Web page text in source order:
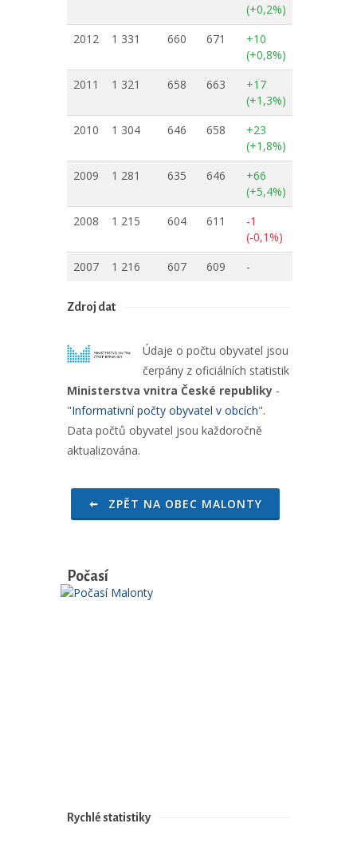
(+0,2%)
2012
1 331 660 671
+10
(+0,8%)
2011
1 321 658 663
+17
(+1,3%)
2010
1 304 646 658
+23
(+1,8%)
2009
1 281 635 646
+66
(+5,4%)
2008
1 215 604 611
-1
(-0,1%)
2007
1 216 607 609 -
Zdroj dat
Údaje o počtu obyvatel jsou
čerpány z oficiálních statistik
Ministerstva vnitra České republiky -
"Informativní počty obyvatel v obcích".
Data počtů obyvatel jsou každoročně
aktualizována.
ZPĚT NA OBEC MALONTY
Počasí
Rychlé statistiky